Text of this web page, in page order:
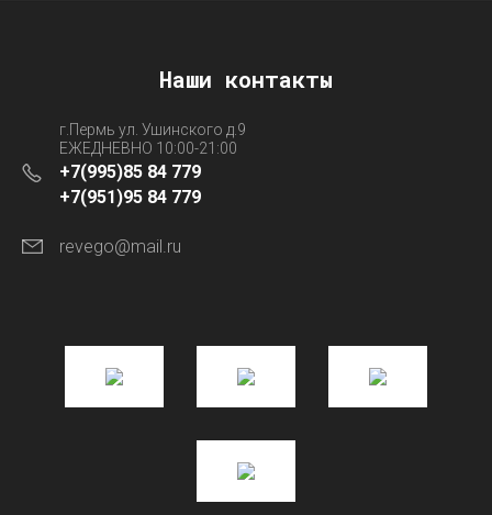
Наши контакты
г.Пермь ул. Ушинского д.9
ЕЖЕДНЕВНО 10:00-21:00
+7(995)85 84 779
+7(951)95 84 779
revego@mail.ru